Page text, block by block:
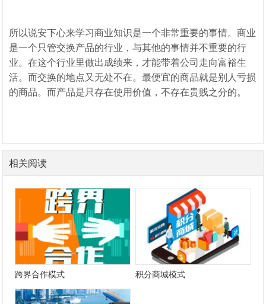
所以说安下心来学习商业知识是一个非常重要的事情。商业
是一个只管交换产品的行业，与其他的事情并不重要的行
业。在这个行业里做出成绩来，才能带着公司走向富裕生
活。而交换的地点又无处不在。最便宜的商品就是别人亏损
的商品。而产品是只存在使用价值，不存在贵贱之分的。
相关阅读
跨界合作模式 积分商城模式